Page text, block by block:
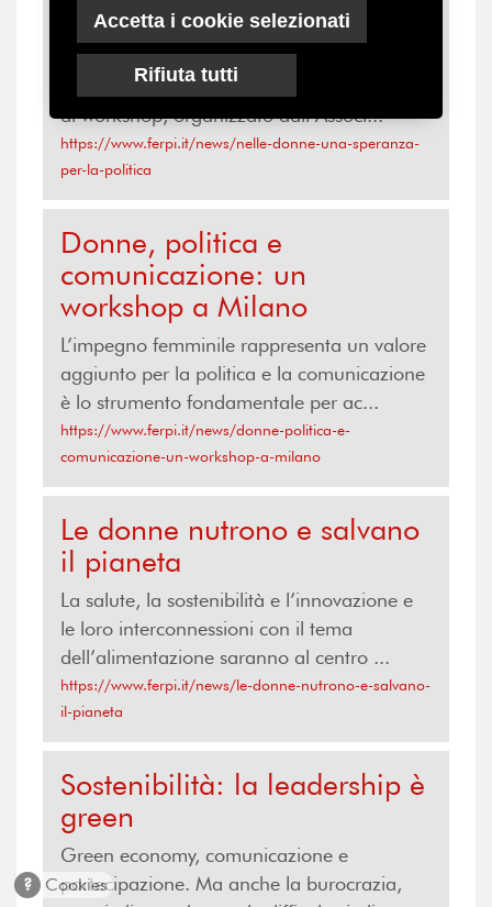
per la politica
Un messaggio fondamentalmente positivo
quello emerso dall’ultimo incontro del ciclo
di workshop, organizzato dall’Associ...
https://www.ferpi.it/news/nelle-donne-una-speranza-
per-la-politica
Donne, politica e
comunicazione: un
workshop a Milano
L’impegno femminile rappresenta un valore
aggiunto per la politica e la comunicazione
è lo strumento fondamentale per ac...
https://www.ferpi.it/news/donne-politica-e-
comunicazione-un-workshop-a-milano
Le donne nutrono e salvano
il pianeta
La salute, la sostenibilità e l’innovazione e
le loro interconnessioni con il tema
dell’alimentazione saranno al centro ...
https://www.ferpi.it/news/le-donne-nutrono-e-salvano-
il-pianeta
Sostenibilità: la leadership è
green
Green economy, comunicazione e
partecipazione. Ma anche la burocrazia,
? Cookies
Accetta i cookie selezionati
Rifiuta tutti